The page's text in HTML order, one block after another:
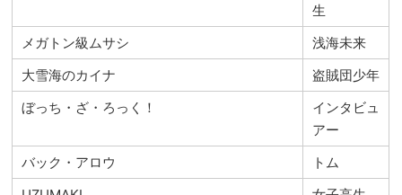
生
メガトン級ムサシ
浅海未来
大雪海のカイナ
盗賊団少年
ぼっち・ざ・ろっく！
インタビュ
アー
バック・アロウ
トム